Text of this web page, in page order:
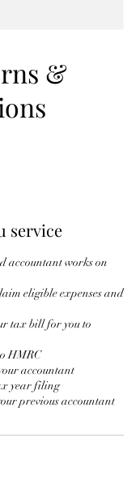
&
service
accountant works on
eligible expenses and
tax bill for you to
HMRC
accountant
year filing
previous accountant